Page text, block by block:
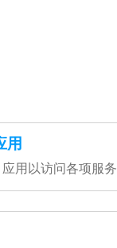
用
用以访问各项服务